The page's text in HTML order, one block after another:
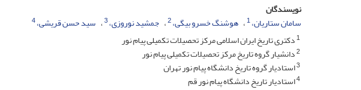
نویسندگان
سامان ستاریان،1 هوشنگ خسرو بیگی،2 جمشید نوروزی،3 سید حسن قریشی،4
1دکتری تاریخ ایران اسلامی مرکز تحصیلات تکمیلی پیام نور
2دانشیار گروه تاریخ مرکز تحصیلات تکمیلی پیام نور
3استادیار گروه تاریخ دانشگاه پیام نور تهران
4استادیار تاریخ دانشگاه پیام نور قم